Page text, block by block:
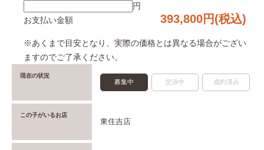
円
お支払い金額
393,800円(税込)
※あくまで目安となり、実際の価格とは異なる場合がござい
ますのでご了承ください。
現在の状況
募集中 交渉中 成約済み
この子がいるお店
東住吉店